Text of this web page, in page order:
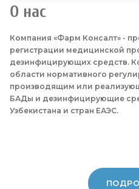
О нас
Компания «Фарм Консалт» -
регистрации медицинской
дезинфицирующих средств.
области нормативного
производящим или
БАДы и дезинфицирующие
Узбекистана и стран ЕАЭС.